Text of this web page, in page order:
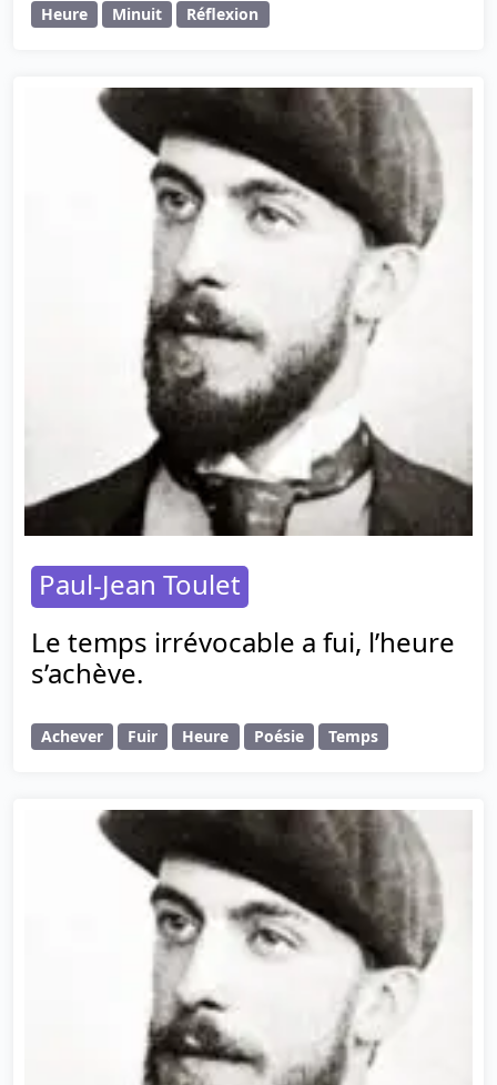
Heure Minuit Réflexion
Paul-Jean Toulet
Le temps irrévocable a fui, l’heure
s’achève.
Achever Fuir Heure Poésie Temps